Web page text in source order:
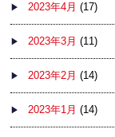
2023年4月 (17)
2023年3月 (11)
2023年2月 (14)
2023年1月 (14)